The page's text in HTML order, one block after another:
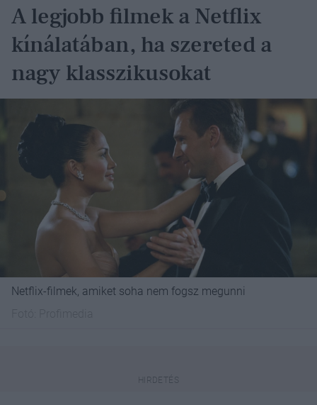
A legjobb filmek a Netflix
kínálatában, ha szereted a
nagy klasszikusokat
Netflix-filmek, amiket soha nem fogsz megunni